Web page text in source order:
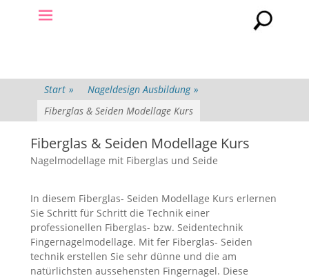
Primäres Menü
Zum
Inhalt
Toggle
Start » Nageldesign Ausbildung »
Fiberglas & Seiden Modellage Kurs
Fiberglas & Seiden Modellage Kurs
Nagelmodellage mit Fiberglas und Seide
In diesem Fiberglas- Seiden Modellage Kurs erlernen
Sie Schritt für Schritt die Technik einer
professionellen Fiberglas- bzw. Seidentechnik
Fingernagelmodellage. Mit fer Fiberglas- Seiden
technik erstellen Sie sehr dünne und die am
natürlichsten aussehensten Fingernagel. Diese